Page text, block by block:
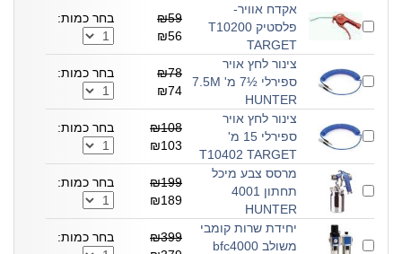
אקדח אוויר-
פלסטיק T10200
TARGET
₪59
בחר כמות:
צינור לחץ אויר
ספירלי ½7 מ' 7.5M
HUNTER
₪78
בחר כמות:
צינור לחץ אויר
ספירלי 15 מ'
T10402 TARGET
₪108
בחר כמות:
מרסס צבע מיכל
תחתון 4001
HUNTER
₪199
בחר כמות:
יחידת שרות קומבי
משולב bfc4000
₪399
בחר כמות: